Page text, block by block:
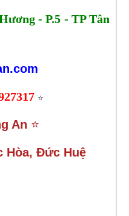
- P.5 - TP Tân
⭐
An ⭐
Hòa, Đức Huệ